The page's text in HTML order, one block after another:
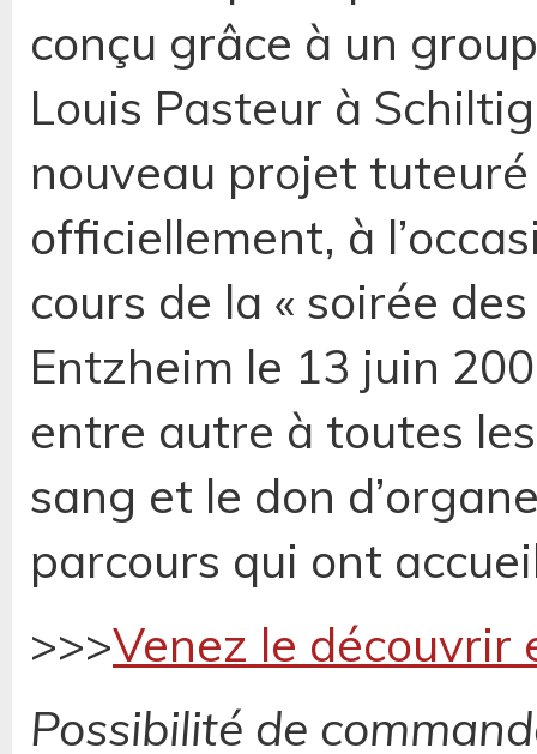
conçu grâce à un
Louis Pasteur à
nouveau projet tuteuré
officiellement, à
cours de la « soirée
Entzheim le 13 juin
entre autre à toutes
sang et le don
parcours qui ont
>>>Venez le découvrir
Possibilité de